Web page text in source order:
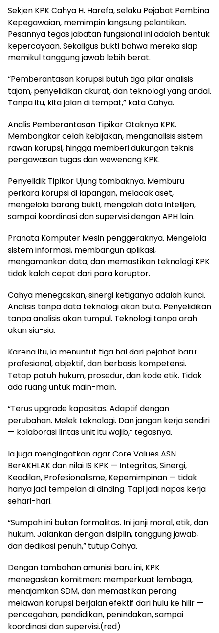
‎Sekjen KPK Cahya H. Harefa, selaku Pejabat Pembina
Kepegawaian, memimpin langsung pelantikan.
Pesannya tegas jabatan fungsional ini adalah bentuk
kepercayaan. Sekaligus bukti bahwa mereka siap
memikul tanggung jawab lebih berat.
‎“Pemberantasan korupsi butuh tiga pilar analisis
tajam, penyelidikan akurat, dan teknologi yang andal.
Tanpa itu, kita jalan di tempat,” kata Cahya.
‎Analis Pemberantasan Tipikor Otaknya KPK.
Membongkar celah kebijakan, menganalisis sistem
rawan korupsi, hingga memberi dukungan teknis
pengawasan tugas dan wewenang KPK.
‎Penyelidik Tipikor Ujung tombaknya. Memburu
perkara korupsi di lapangan, melacak aset,
mengelola barang bukti, mengolah data intelijen,
sampai koordinasi dan supervisi dengan APH lain.
‎Pranata Komputer Mesin penggeraknya. Mengelola
sistem informasi, membangun aplikasi,
mengamankan data, dan memastikan teknologi KPK
tidak kalah cepat dari para koruptor.
‎Cahya menegaskan, sinergi ketiganya adalah kunci.
Analisis tanpa data teknologi akan buta. Penyelidikan
tanpa analisis akan tumpul. Teknologi tanpa arah
akan sia-sia.
‎Karena itu, ia menuntut tiga hal dari pejabat baru:
profesional, objektif, dan berbasis kompetensi.
Tetap patuh hukum, prosedur, dan kode etik. Tidak
ada ruang untuk main-main.
‎“Terus upgrade kapasitas. Adaptif dengan
perubahan. Melek teknologi. Dan jangan kerja sendiri
— kolaborasi lintas unit itu wajib,” tegasnya.
‎Ia juga mengingatkan agar Core Values ASN
BerAKHLAK dan nilai IS KPK — Integritas, Sinergi,
Keadilan, Profesionalisme, Kepemimpinan — tidak
hanya jadi tempelan di dinding. Tapi jadi napas kerja
sehari-hari.
‎“Sumpah ini bukan formalitas. Ini janji moral, etik, dan
hukum. Jalankan dengan disiplin, tanggung jawab,
dan dedikasi penuh,” tutup Cahya.
‎Dengan tambahan amunisi baru ini, KPK
menegaskan komitmen: memperkuat lembaga,
menajamkan SDM, dan memastikan perang
melawan korupsi berjalan efektif dari hulu ke hilir —
pencegahan, pendidikan, penindakan, sampai
koordinasi dan supervisi.(red)